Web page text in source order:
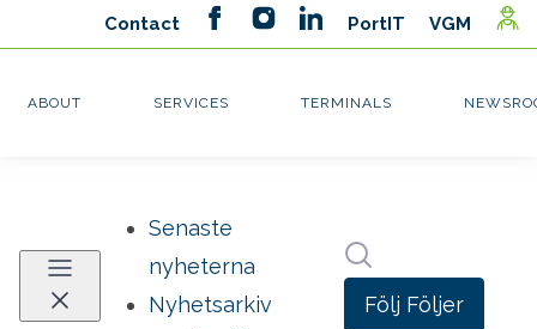
Senaste
nyheterna
Nyhetsarkiv
Följ Följer